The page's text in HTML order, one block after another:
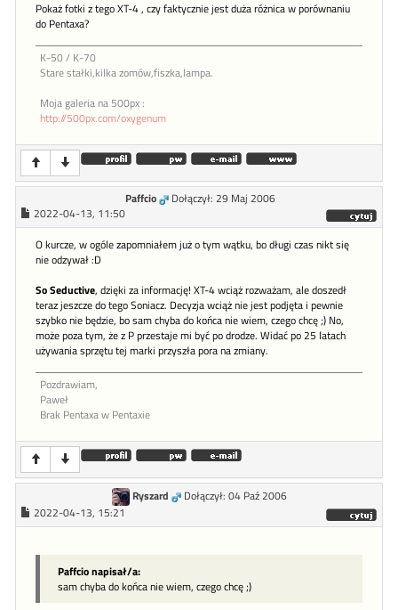
Pokaż fotki z tego XT-4 , czy faktycznie jest duża różnica w porównaniu
do Pentaxa?
K-50 / K-70
Stare stałki,kilka zomów,fiszka,lampa.
Moja galeria na 500px :
http://500px.com/oxygenum
Paffcio
Dołączył: 29 Maj 2006
2022-04-13, 11:50
O kurcze, w ogóle zapomniałem już o tym wątku, bo długi czas nikt się
nie odzywał :D
So Seductive, dzięki za informację! XT-4 wciąż rozważam, ale doszedł
teraz jeszcze do tego Soniacz. Decyzja wciąż nie jest podjęta i pewnie
szybko nie będzie, bo sam chyba do końca nie wiem, czego chcę ;) No,
może poza tym, że z P przestaje mi być po drodze. Widać po 25 latach
używania sprzętu tej marki przyszła pora na zmiany.
Pozdrawiam,
Paweł
Brak Pentaxa w Pentaxie
Ryszard
Dołączył: 04 Paź 2006
2022-04-13, 15:21
Paffcio napisał/a:
sam chyba do końca nie wiem, czego chcę ;)